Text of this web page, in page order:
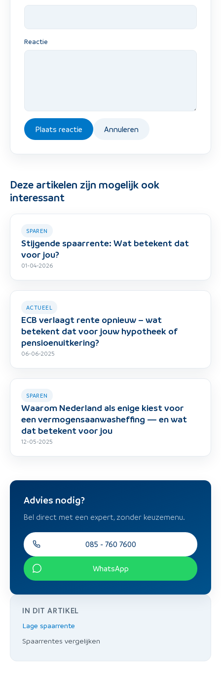
Reactie
Plaats reactie Annuleren
Deze artikelen zijn mogelijk ook
interessant
SPAREN
Stijgende spaarrente: Wat betekent dat
voor jou?
01-04-2026
ACTUEEL
ECB verlaagt rente opnieuw – wat
betekent dat voor jouw hypotheek of
pensioenuitkering?
06-06-2025
SPAREN
Waarom Nederland als enige kiest voor
een vermogensaanwasheffing — en wat
dat betekent voor jou
12-05-2025
IN DIT ARTIKEL
Lage spaarrente
Spaarrentes vergelijken
Advies nodig?
Bel direct met een expert, zonder keuzemenu.
085 - 760 7600
WhatsApp